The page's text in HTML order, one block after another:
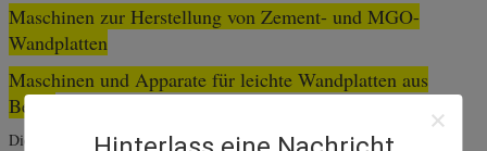
Maschinen zur Herstellung von Zement- und MGO-
Wandplatten
Maschinen und Apparate für leichte Wandplatten aus
Beton
Die Hauptstruktur dieser Maschine: